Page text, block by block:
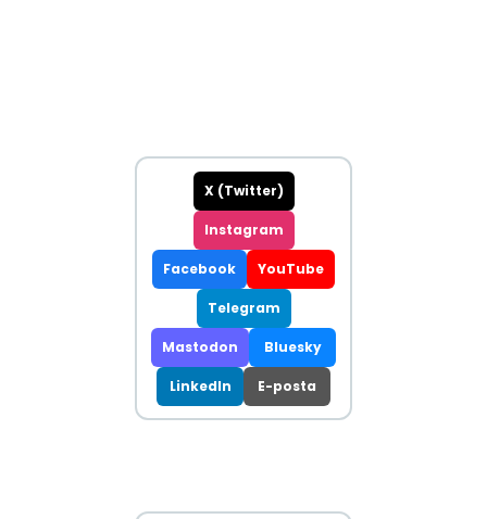
X (Twitter)
Instagram
Facebook YouTube
Telegram
Mastodon Bluesky
LinkedIn E-posta